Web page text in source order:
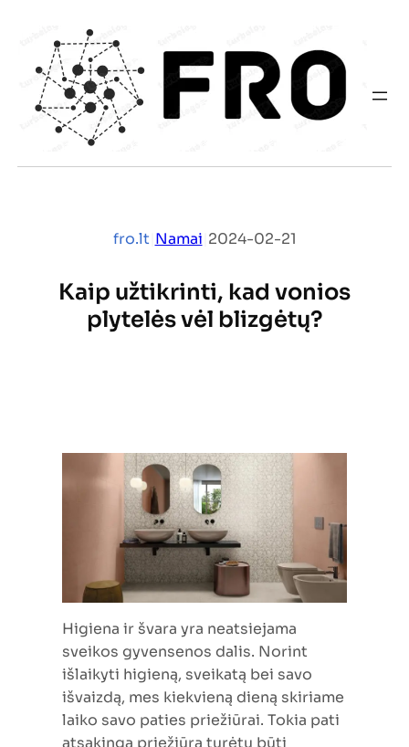
turinio
fro.lt Namai 2024-02-21
Kaip užtikrinti, kad vonios
plytelės vėl blizgėtų?
Higiena ir švara yra neatsiejama
sveikos gyvensenos dalis. Norint
išlaikyti higieną, sveikatą bei savo
išvaizdą, mes kiekvieną dieną skiriame
laiko savo paties priežiūrai. Tokia pati
atsakinga priežiūra turėtų būti